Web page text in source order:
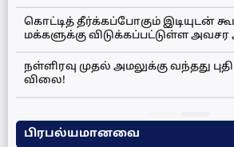
கொட்டித் தீர்க்கப்போகும் இடியுடன்
மக்களுக்கு விடுக்கப்பட்டுள்ள அவசர
நள்ளிரவு முதல் அமலுக்கு வந்தது
விலை!
பிரபல்யமானவை